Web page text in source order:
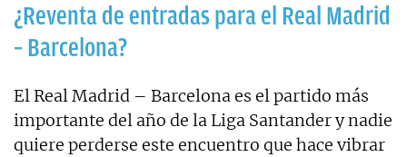
¿Reventa de entradas para el Real Madrid
– Barcelona?
El Real Madrid – Barcelona es el partido más
importante del año de la Liga Santander y nadie
quiere perderse este encuentro que hace vibrar